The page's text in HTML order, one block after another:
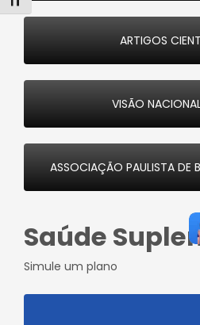
ARTIGOS
VISÃO
ASSOCIAÇÃO PAULISTA DE
Saúde
Simule um plano